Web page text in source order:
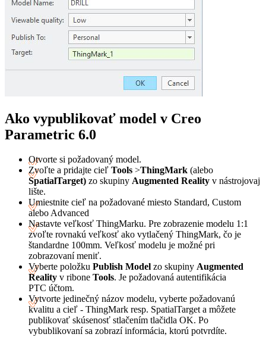
Ako vypublikovať model v Creo
Parametric 6.0
Otvorte si požadovaný model.
Zvoľte a pridajte cieľ Tools >ThingMark (alebo
SpatialTarget) zo skupiny Augmented Reality v nástrojovaj
lište.
Umiestnite cieľ na požadované miesto Standard, Custom
alebo Advanced
Nastavte veľkosť ThingMarku. Pre zobrazenie modelu 1:1
zvoľte rovnakú veľkosť ako vytlačený ThingMark, čo je
štandardne 100mm. Veľkosť modelu je možné pri
zobrazovaní meniť.
Vyberte položku Publish Model zo skupiny Augmented
Reality v ribone Tools. Je požadovaná autentifikácia
PTC účtom.
Vytvorte jedinečný názov modelu, vyberte požadovanú
kvalitu a cieľ - ThingMark resp. SpatialTarget a môžete
publikovať skúsenosť stlačením tlačidla OK. Po
vybublikovaní sa zobrazí informácia, ktorú potvrdíte.